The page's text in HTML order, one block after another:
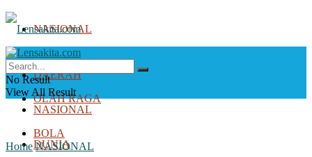
NASIONAL
DUNIA
OLAH RAGA
BOLA
DAERAH
NASIONAL
DUNIA
No Result
View All Result
Home NASIONAL